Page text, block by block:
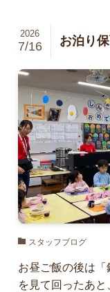
お泊り
2026
7/16
スタッフブログ
お昼ご飯の後は
を見て回ったあ